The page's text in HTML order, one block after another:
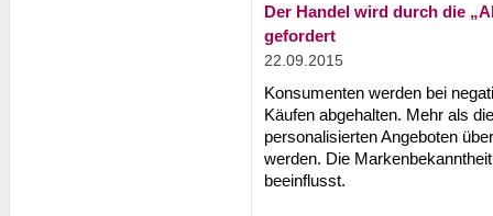
Der Handel wird durch die
gefordert
22.09.2015
Konsumenten werden bei
Käufen abgehalten. Mehr als
personalisierten Angeboten
werden. Die
beeinflusst.